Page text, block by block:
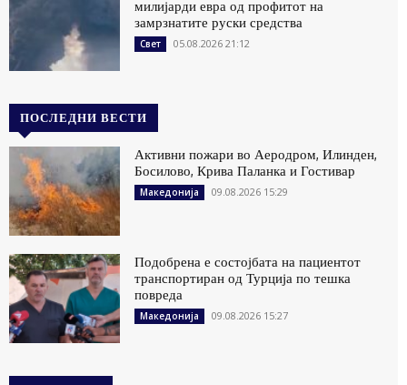
милијарди евра од профитот на
замрзнатите руски средства
Свет 05.08.2026 21:12
ПОСЛЕДНИ ВЕСТИ
Активни пожари во Аеродром, Илинден,
Босилово, Крива Паланка и Гостивар
Македонија 09.08.2026 15:29
Подобрена е состојбата на пациентот
транспортиран од Турција по тешка
повреда
Македонија 09.08.2026 15:27